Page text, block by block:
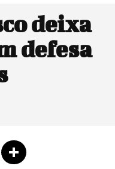
deixa
defesa